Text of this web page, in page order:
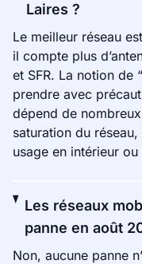
Laires ?
Le meilleur réseau
il compte plus
et SFR. La notion de
prendre avec
dépend de
saturation du
usage en intérieur
Les réseaux
panne en août
Non, aucune panne